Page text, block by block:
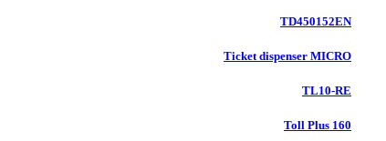
TD450152EN
Ticket dispenser MICRO
TL10-RE
Toll Plus 160